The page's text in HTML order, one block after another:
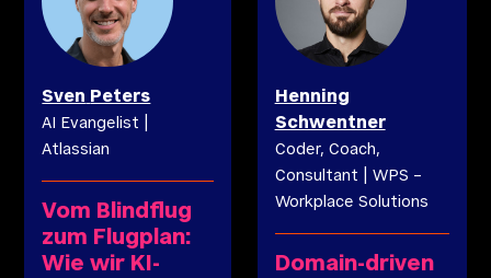
Sven Peters
AI Evangelist
Atlassian
Vom Blindflug
zum Flugplan:
Wie wir KI-
Henning
Schwentner
Coder, Coach,
Consultant
WPS –
Workplace Solutions
Domain-driven